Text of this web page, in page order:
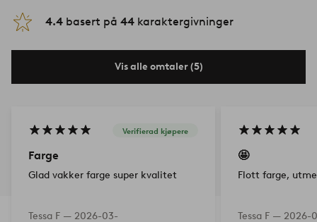
4.4 basert på 44 karaktergivninger
Vis alle omtaler (5)
Verifierad kjøpere
Farge
Glad vakker farge super kvalitet
Tessa F — 2026-03-
🤩
Flott farge,
Tessa F — 2026-